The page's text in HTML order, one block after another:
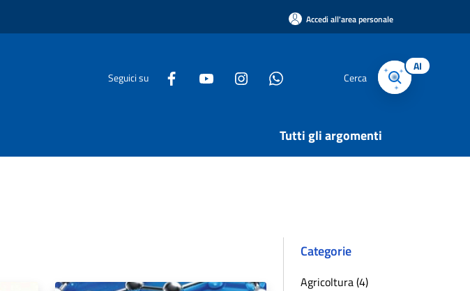
Accedi all'area personale
Seguici su Cerca
AI
Tutti gli argomenti
Categorie
Agricoltura (4)